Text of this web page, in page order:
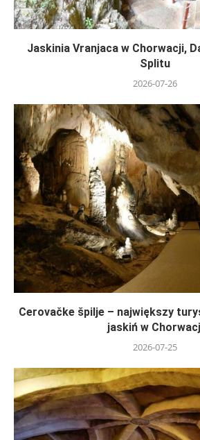
Jaskinia Vranjaca w Chorwacji,
Splitu
2026-07-26
Cerovačke špilje – największy
jaskiń w
2026-07-25